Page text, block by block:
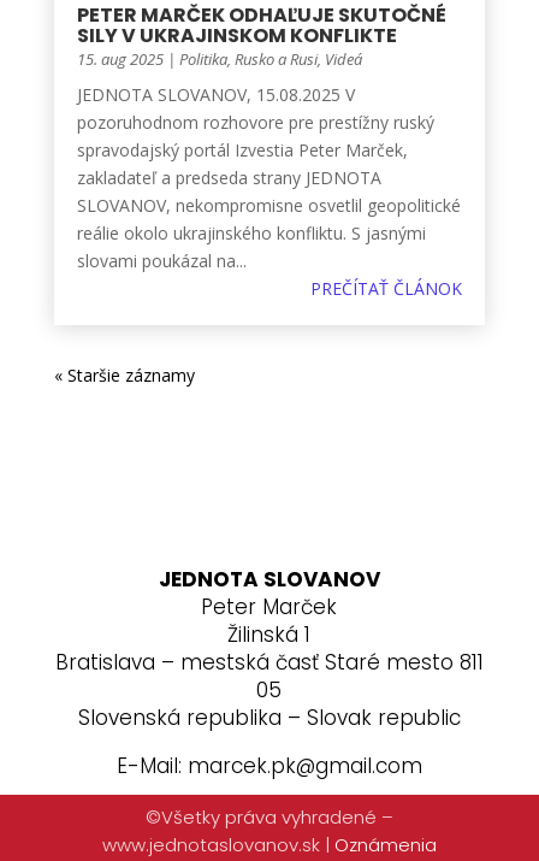
PETER MARČEK ODHAĽUJE SKUTOČNÉ
SILY V UKRAJINSKOM KONFLIKTE
15. aug 2025| Politika, Rusko a Rusi, Videá
JEDNOTA SLOVANOV, 15.08.2025 V
pozoruhodnom rozhovore pre prestížny ruský
spravodajský portál Izvestia Peter Marček,
zakladateľ a predseda strany JEDNOTA
SLOVANOV, nekompromisne osvetlil geopolitické
reálie okolo ukrajinského konfliktu. S jasnými
slovami poukázal na...
PREČÍTAŤ ČLÁNOK
« Staršie záznamy
JEDNOTA SLOVANOV
Peter Marček
Žilinská 1
Bratislava – mestská časť Staré mesto 811
05
Slovenská republika – Slovak republic
E-Mail: marcek.pk@gmail.com
©Všetky práva vyhradené –
www.jednotaslovanov.sk | Oznámenia